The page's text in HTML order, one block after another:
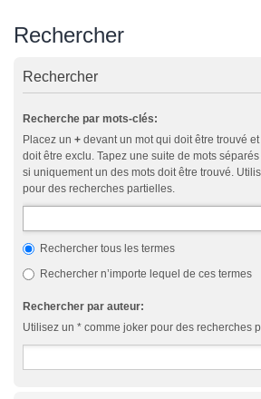
Rechercher
Rechercher
Recherche par mots-clés:
Placez un + devant un mot qui doit être trouvé et
doit être exclu. Tapez une suite de mots
si uniquement un des mots doit être trouvé.
pour des recherches partielles.
Rechercher tous les termes
Rechercher n’importe lequel de ces termes
Rechercher par auteur:
Utilisez un * comme joker pour des recherches